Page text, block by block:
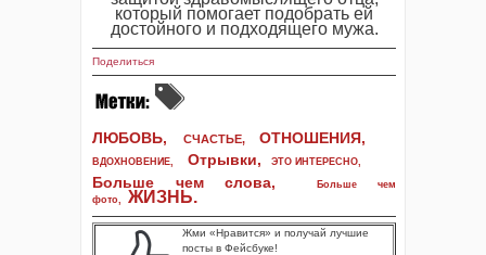
который помогает подобрать ей
достойного и подходящего мужа.
Поделиться
ЛЮБОВЬ, СЧАСТЬЕ, ОТНОШЕНИЯ,
ВДОХНОВЕНИЕ, Отрывки, ЭТО ИНТЕРЕСНО,
Больше чем слова,
Больше чем
фото, ЖИЗНЬ.
Жми «Нравится» и получай лучшие
посты в Фейсбуке!